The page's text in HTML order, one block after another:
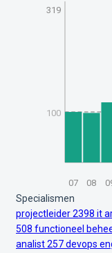
319
100
07 08
Specialismen
projectleider2398 it
508 functioneel
analist257devops